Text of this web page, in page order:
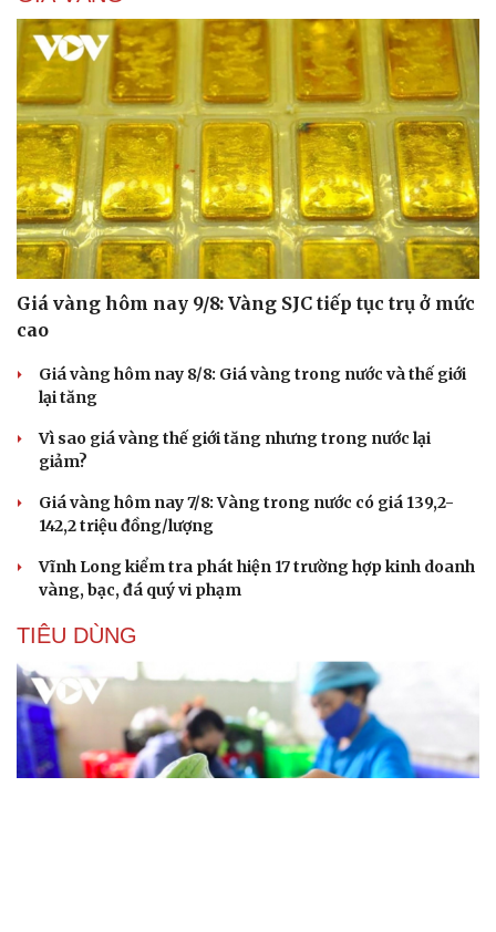
Giá vàng hôm nay 9/8: Vàng SJC tiếp tục trụ ở mức
cao
Giá vàng hôm nay 8/8: Giá vàng trong nước và thế giới
lại tăng
Vì sao giá vàng thế giới tăng nhưng trong nước lại
giảm?
Giá vàng hôm nay 7/8: Vàng trong nước có giá 139,2-
142,2 triệu đồng/lượng
Vĩnh Long kiểm tra phát hiện 17 trường hợp kinh doanh
vàng, bạc, đá quý vi phạm
TIÊU DÙNG